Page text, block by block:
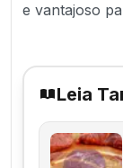
e vantajoso
Leia